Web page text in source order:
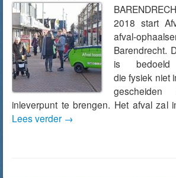
2018 start
afval-
Barendrecht.
is
die fysiek niet
inleverpunt te brengen. Het afval
Lees verder →